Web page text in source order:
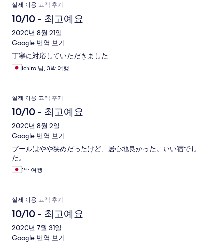
실제 이용 고객 후기
10/10 - 최고예요
2020년 8월 21일
Google 번역 보기
丁寧に対応していただきました
ichiro 님, 3박 여행
실제 이용 고객 후기
10/10 - 최고예요
2020년 8월 2일
Google 번역 보기
プールはやや狭めだったけど、居心地良かった。いい宿でし
た。
1박 여행
실제 이용 고객 후기
10/10 - 최고예요
2020년 7월 31일
Google 번역 보기